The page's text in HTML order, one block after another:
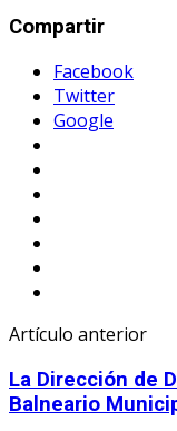
Compartir
Facebook
Twitter
Google
Artículo anterior
La Dirección de
Balneario